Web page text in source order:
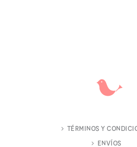
Términos y
Envíos